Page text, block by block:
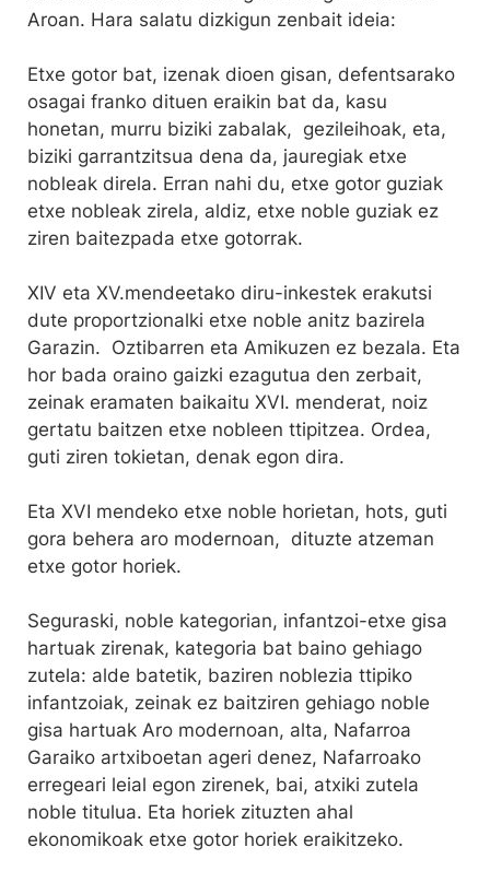
Aroan. Hara salatu dizkigun zenbait ideia:
Etxe gotor bat, izenak dioen gisan, defentsarako
osagai franko dituen eraikin bat da, kasu
honetan, murru biziki zabalak, gezileihoak, eta,
biziki garrantzitsua dena da, jauregiak etxe
nobleak direla. Erran nahi du, etxe gotor guziak
etxe nobleak zirela, aldiz, etxe noble guziak ez
ziren baitezpada etxe gotorrak.
XIV eta XV.mendeetako diru-inkestek erakutsi
dute proportzionalki etxe noble anitz bazirela
Garazin. Oztibarren eta Amikuzen ez bezala. Eta
hor bada oraino gaizki ezagutua den zerbait,
zeinak eramaten baikaitu XVI. menderat, noiz
gertatu baitzen etxe nobleen ttipitzea. Ordea,
guti ziren tokietan, denak egon dira.
Eta XVI mendeko etxe noble horietan, hots, guti
gora behera aro modernoan, dituzte atzeman
etxe gotor horiek.
Seguraski, noble kategorian, infantzoi-etxe gisa
hartuak zirenak, kategoria bat baino gehiago
zutela: alde batetik, baziren noblezia ttipiko
infantzoiak, zeinak ez baitziren gehiago noble
gisa hartuak Aro modernoan, alta, Nafarroa
Garaiko artxiboetan ageri denez, Nafarroako
erregeari leial egon zirenek, bai, atxiki zutela
noble titulua. Eta horiek zituzten ahal
ekonomikoak etxe gotor horiek eraikitzeko.